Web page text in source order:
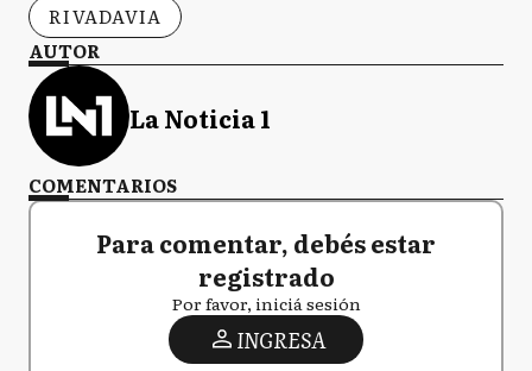
RIVADAVIA
AUTOR
La Noticia 1
COMENTARIOS
Para comentar, debés estar
registrado
Por favor, iniciá sesión
INGRESA